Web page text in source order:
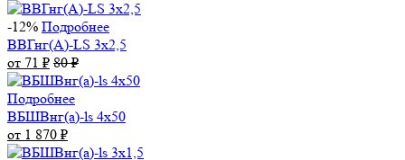
-12% Подробнее
ВВГнг(А)-LS 3х2,5
от 71 ₽ 80₽
Подробнее
ВБШВнг(а)-ls 4x50
от 1 870 ₽